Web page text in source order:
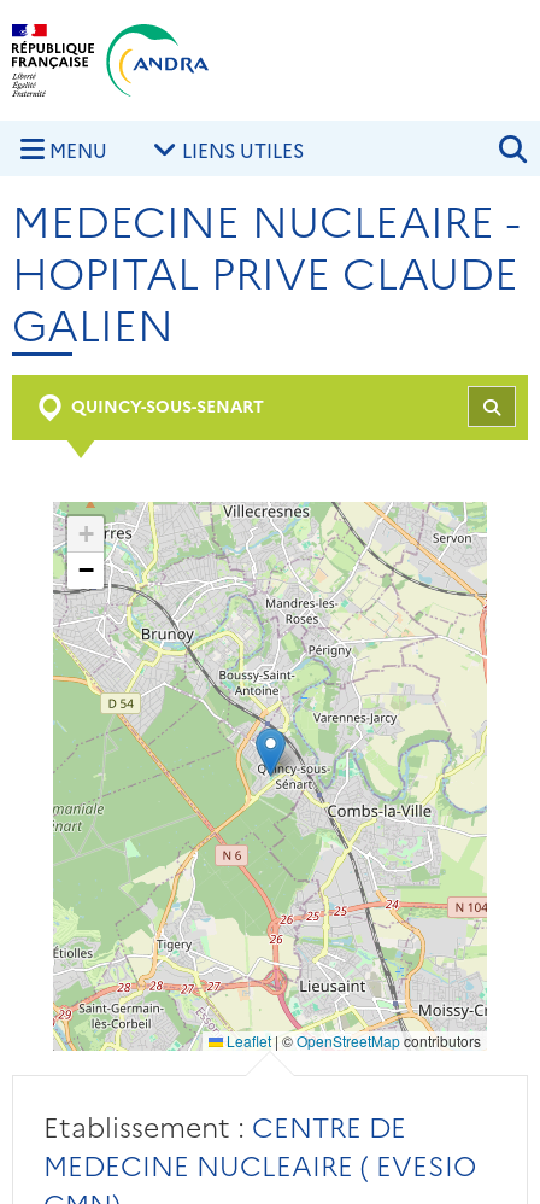
Aller au contenu principal
MENU LIENS UTILES
MEDECINE NUCLEAIRE -
HOPITAL PRIVE CLAUDE
GALIEN
QUINCY-SOUS-SENART
+
−
Leaflet | ©OpenStreetMapcontributors
Etablissement : CENTRE DE
MEDECINE NUCLEAIRE ( EVESIO